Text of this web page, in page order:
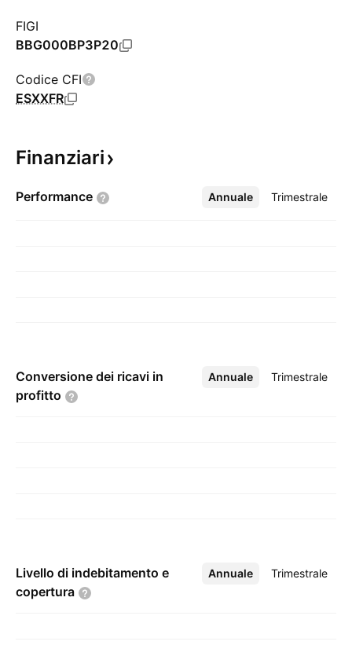
FIGI
BBG000BP3P20
Codice CFI
ESXXFR
Finanziari
Performance Annuale Trimestrale
Altro
Conversione dei ricavi in
profitto
Annuale Trimestrale
Altro
Livello di indebitamento e
copertura
Annuale Trimestrale
Altro